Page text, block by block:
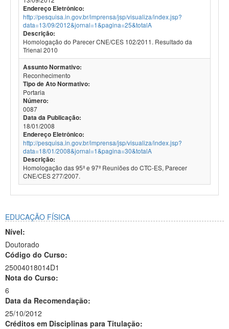
Endereço Eletrônico:
http://pesquisa.in.gov.br/imprensa/jsp/visualiza/index.jsp?
data=13/09/2012&jornal=1&pagina=25&totalA
Descrição:
Homologação do Parecer CNE/CES 102/2011. Resultado da
Trienal 2010
Assunto Normativo:
Reconhecimento
Tipo de Ato Normativo:
Portaria
Número:
0087
Data da Publicação:
18/01/2008
Endereço Eletrônico:
http://pesquisa.in.gov.br/imprensa/jsp/visualiza/index.jsp?
data=18/01/2008&jornal=1&pagina=30&totalA
Descrição:
Homologação das 95ª e 97ª Reuniões do CTC-ES, Parecer
CNE/CES 277/2007.
EDUCAÇÃO FÍSICA
Nível:
Doutorado
Código do Curso:
25004018014D1
Nota do Curso:
6
Data da Recomendação:
25/10/2012
Créditos em Disciplinas para Titulação: